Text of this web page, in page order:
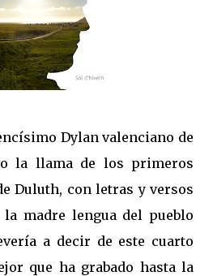
Dylan valenciano de
la llama de los primeros
Duluth, con letras y versos
la madre lengua del pueblo
a decir de este cuarto
que ha grabado hasta la